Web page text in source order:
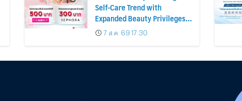
Self-Care Trend with
Expanded Beauty Privileges
Number of KTC JCB
Cardmembers Spending on
7 ส.ค. 69 17:30